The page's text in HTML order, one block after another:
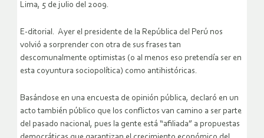
Lima, 5 de julio del 2009.
E-ditorial. Ayer el presidente de la República del Perú nos
volvió a sorprender con otra de sus frases tan
descomunalmente optimistas (o al menos eso pretendía ser en
esta coyuntura sociopolítica) como antihistóricas.
Basándose en una encuesta de opinión pública, declaró en un
acto también público que los conflictos van camino a ser parte
del pasado nacional, pues la gente está “afiliada” a propuestas